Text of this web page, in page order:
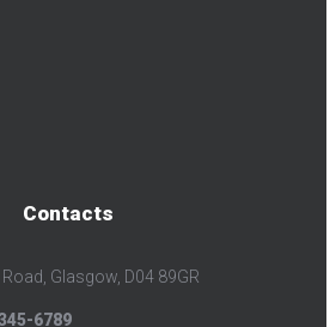
Contacts
Glasgow, D04 89GR
6789